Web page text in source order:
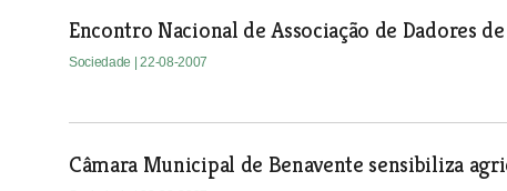
Encontro Nacional de Associação de Dadores
Sociedade | 22-08-2007
Câmara Municipal de Benavente sensibiliza